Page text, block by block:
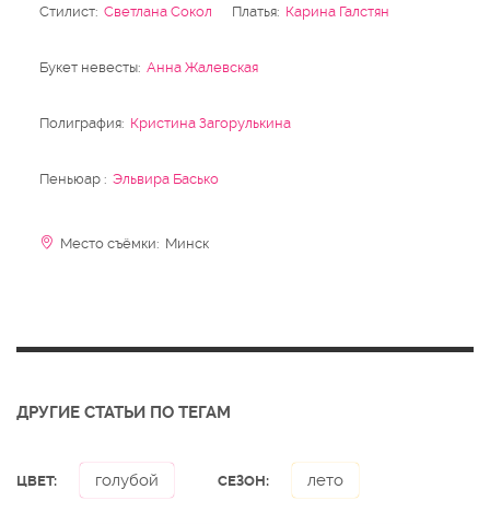
Стилист: Светлана Сокол Платья: Карина Галстян
Букет невесты: Анна Жалевская
Полиграфия: Кристина Загорулькина
Пеньюар : Эльвира Басько
Место съёмки: Минск
ДРУГИЕ СТАТЬИ ПО ТЕГАМ
ЦВЕТ: голубой СЕЗОН: лето